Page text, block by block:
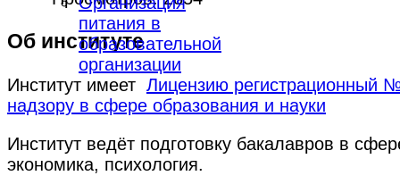
питания в
образовательной
организации
Об институте
Институт имеет Лицензию регистрационный
надзору в сфере образования и науки
Институт ведёт подготовку бакалавров в
экономика, психология.